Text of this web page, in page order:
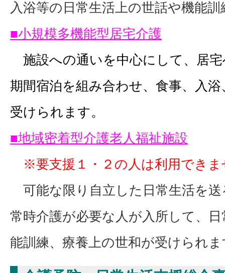
入浴等の日常生活上の世話や機能
■小規模多機能型居宅介護
施設への通いを中心にして、居
期間宿泊を組み合わせ、食事、入
受けられます。
■地域密着型介護老人福祉施設
※要支援１・２の人は利用できま
可能な限り自立した日常生活を
常時介護が必要な人が入所して、
能訓練、療養上の世和が受けられ